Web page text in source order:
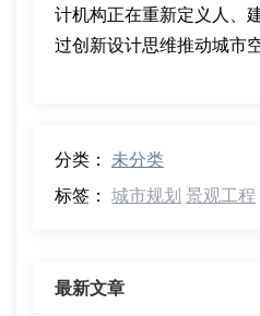
计机构正在重新定义人、
过创新设计思维推动城市
分类： 未分类
标签： 城市规划 景观工程
最新文章